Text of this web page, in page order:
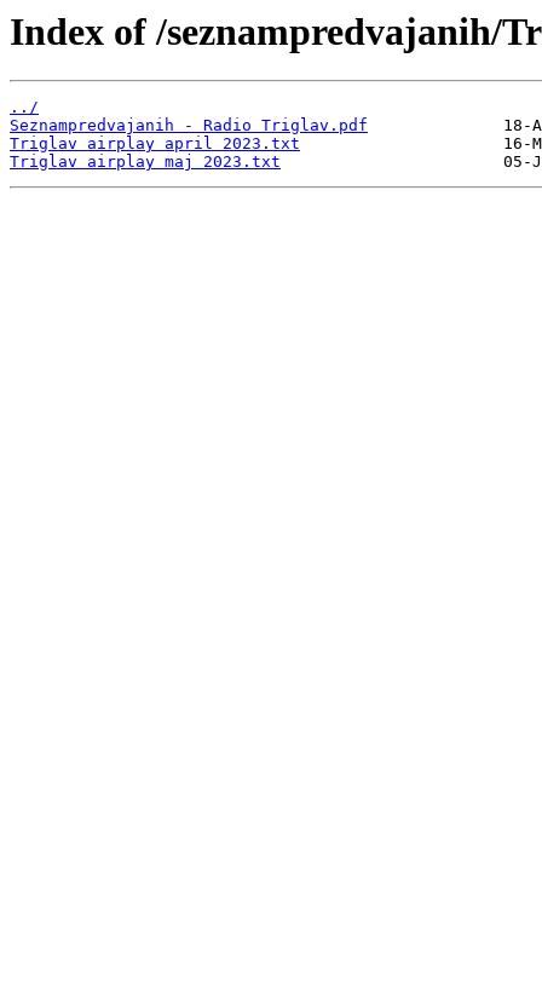
Index of /seznampredvajanih/
../
Seznampredvajanih - Radio Triglav.pdf
Triglav airplay april 2023.txt
Triglav airplay maj 2023.txt